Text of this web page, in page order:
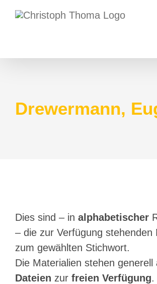
Drewermann,
Dies sind – in alphabetischer
– die zur Verfügung stehenden
zum gewählten Stichwort.
Die Materialien stehen generell
Dateien zur freien Verfügung.